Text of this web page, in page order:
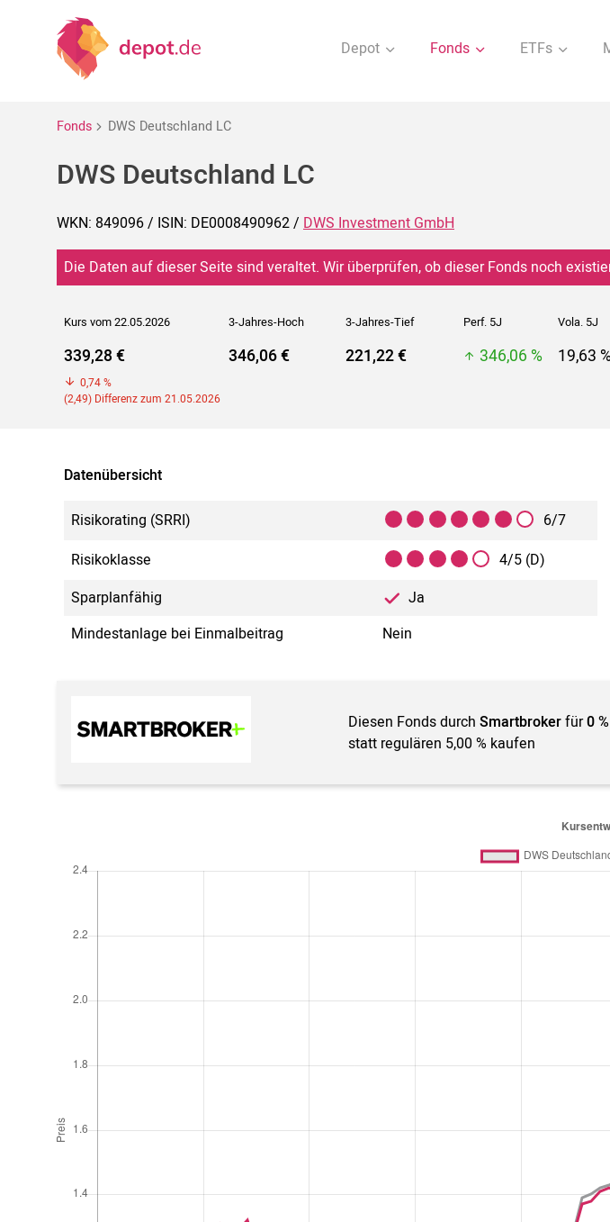
Depot Fonds ETFs
Fonds DWS Deutschland LC
DWS Deutschland LC
WKN: 849096 / ISIN: DE0008490962 / DWS Investment GmbH
Die Daten auf dieser Seite sind veraltet. Wir überprüfen, ob dieser Fonds noch
Kurs vom 22.05.2026 3-Jahres-Hoch 3-Jahres-Tief Perf. 5J Vola. 5J
339,28 €
0,74 %
(2,49) Differenz zum 21.05.2026
346,06 € 221,22 € 346,06 % 19,63
Datenübersicht
Risikorating (SRRI)
6/7
Risikoklasse
4/5 (D)
Sparplanfähig
Ja
Mindestanlage bei Einmalbeitrag
Nein
Diesen Fonds durchSmartbrokerfür0
statt regulären 5,00 % kaufen